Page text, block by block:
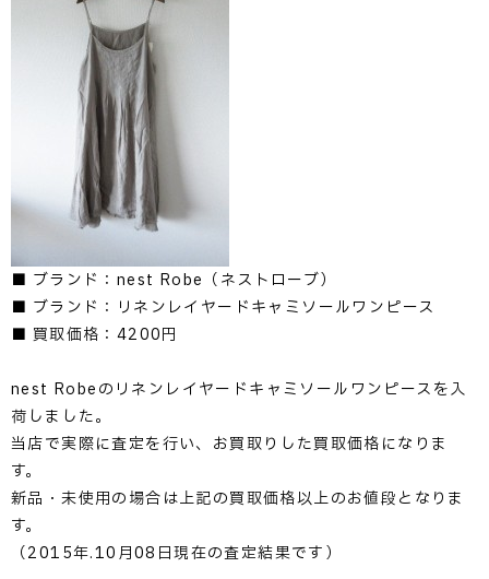
■ ブランド：nest Robe（ネストローブ）
■ ブランド：リネンレイヤードキャミソールワンピース
■ 買取価格：4200円
nest Robeのリネンレイヤードキャミソールワンピースを入
荷しました。
当店で実際に査定を行い、お買取りした買取価格になりま
す。
新品・未使用の場合は上記の買取価格以上のお値段となりま
す。
（2015年.10月08日現在の査定結果です）